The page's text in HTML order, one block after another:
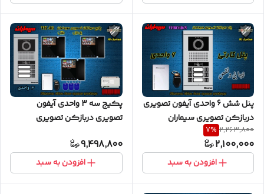
پنل شش 6 واحدی آیفون تصویری
دربازکن تصویری سیماران
FARDAD
2,263,800
7%
2,100,000
افزودن به سبد
پکیج سه 3 واحدی آیفون
تصویری دربازکن تصویری
46-TK مشکی
9,498,800
افزودن به سبد